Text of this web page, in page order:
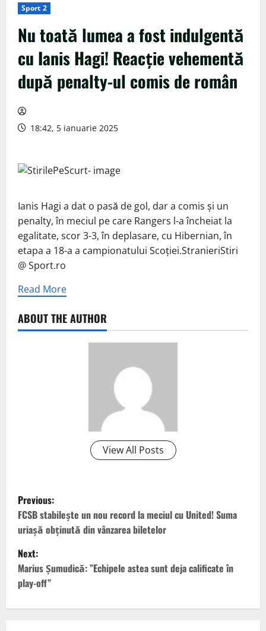
Sport 2
Nu toată lumea a fost indulgentă
cu Ianis Hagi! Reacție vehementă
după penalty-ul comis de român
18:42, 5 ianuarie 2025
Ianis Hagi a dat o pasă de gol, dar a comis şi un
penalty, în meciul pe care Rangers l-a încheiat la
egalitate, scor 3-3, în deplasare, cu Hibernian, în
etapa a 18-a a campionatului Scoţiei.StranieriStiri
@ Sport.ro
Read More
ABOUT THE AUTHOR
View All Posts
P
o
s
t
n
Previous:
FCSB stabilește un nou record la meciul cu United! Suma
uriașă obținută din vânzarea biletelor
Next:
Marius Șumudică: ”Echipele astea sunt deja calificate în
play-off”